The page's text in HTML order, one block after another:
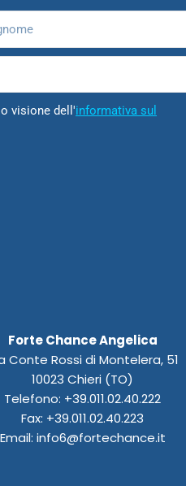
visione dell'informativa sul
Forte Chance Angelica
Conte Rossi di Montelera, 51
10023 Chieri (TO)
Telefono: +39.011.02.40.222
Fax: +39.011.02.40.223
Email: info6@fortechance.it